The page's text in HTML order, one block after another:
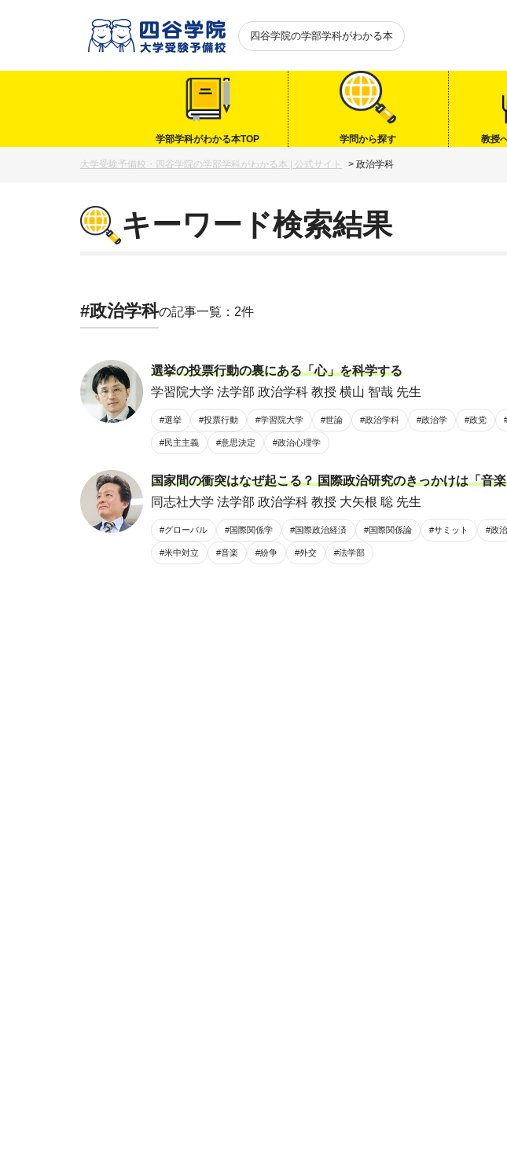
四谷学院の学部学科がわかる本
学部学科がわかる本TOP 学問から探す 教授
大学受験予備校・四谷学院の学部学科がわかる本 | 公式サイト > 政治学科
キーワード検索結果
#政治学科の記事一覧：2件
選挙の投票行動の裏にある「心」を科学する
学習院大学 法学部 政治学科 教授 横山 智哉 先生
#選挙 #投票行動 #学習院大学 #世論 #政治学科 #政治学 #政党
#民主主義 #意思決定 #政治心理学
国家間の衝突はなぜ起こる？ 国際政治研究のきっかけは「音
同志社大学 法学部 政治学科 教授 大矢根 聡 先生
#グローバル #国際関係学 #国際政治経済 #国際関係論 #サミット #政治
#米中対立 #音楽 #紛争 #外交 #法学部